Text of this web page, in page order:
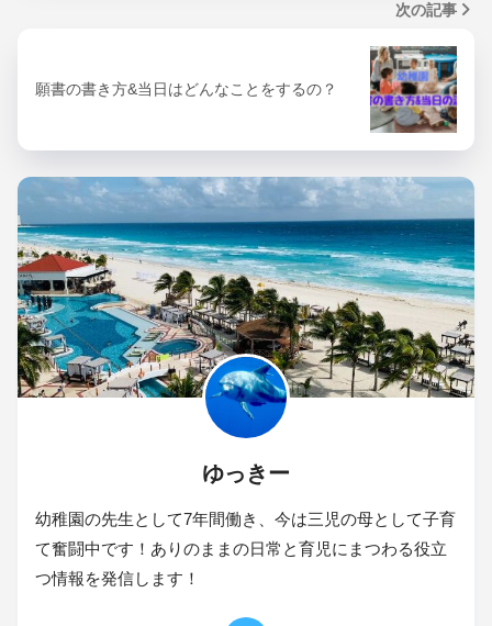
次の記事
願書の書き方&当日はどんなことをするの？
ゆっきー
幼稚園の先生として7年間働き、今は三児の母として子育
て奮闘中です！ありのままの日常と育児にまつわる役立
つ情報を発信します！